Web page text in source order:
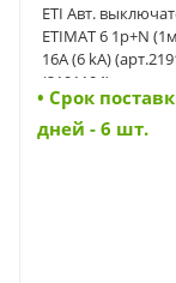
ETI Авт.
ETIMAT 6 1p+N
16А (6 kA)
(2191104)
• Cрок
дней - 6 шт.